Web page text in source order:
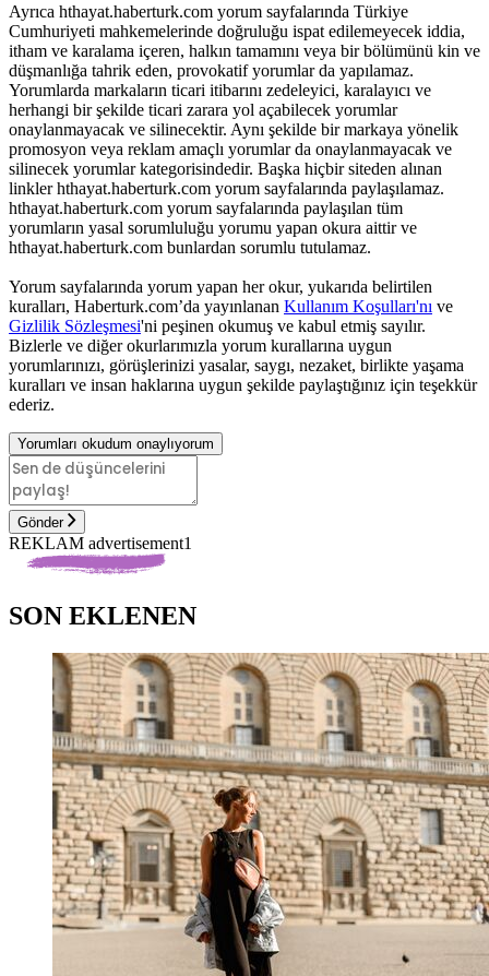
Ayrıca hthayat.haberturk.com yorum sayfalarında Türkiye
Cumhuriyeti mahkemelerinde doğruluğu ispat edilemeyecek iddia,
itham ve karalama içeren, halkın tamamını veya bir bölümünü kin ve
düşmanlığa tahrik eden, provokatif yorumlar da yapılamaz.
Yorumlarda markaların ticari itibarını zedeleyici, karalayıcı ve
herhangi bir şekilde ticari zarara yol açabilecek yorumlar
onaylanmayacak ve silinecektir. Aynı şekilde bir markaya yönelik
promosyon veya reklam amaçlı yorumlar da onaylanmayacak ve
silinecek yorumlar kategorisindedir. Başka hiçbir siteden alınan
linkler hthayat.haberturk.com yorum sayfalarında paylaşılamaz.
hthayat.haberturk.com yorum sayfalarında paylaşılan tüm
yorumların yasal sorumluluğu yorumu yapan okura aittir ve
hthayat.haberturk.com bunlardan sorumlu tutulamaz.
Yorum sayfalarında yorum yapan her okur, yukarıda belirtilen
kuralları, Haberturk.com’da yayınlanan Kullanım Koşulları'nı ve
Gizlilik Sözleşmesi'ni peşinen okumuş ve kabul etmiş sayılır.
Bizlerle ve diğer okurlarımızla yorum kurallarına uygun
yorumlarınızı, görüşlerinizi yasalar, saygı, nezaket, birlikte yaşama
kuralları ve insan haklarına uygun şekilde paylaştığınız için teşekkür
ederiz.
Yorumları okudum onaylıyorum
Gönder
REKLAM advertisement1
SON EKLENEN